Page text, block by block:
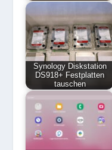
Synology Diskstation
DS918+ Festplatten
tauschen